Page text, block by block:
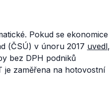
Pokud se ekonomice
(ČSÚ) v únoru 2017 uvedl,
bez DPH podniků
je zaměřena na hotovostní